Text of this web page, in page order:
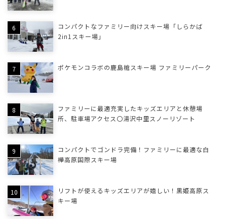
コンパクトなファミリー向けスキー場「しらかば
2in1スキー場」
ポケモンコラボの鹿島槍スキー場 ファミリーパーク
ファミリーに最適充実したキッズエリアと休憩場
所、駐車場アクセス〇湯沢中里スノーリゾート
コンパクトでゴンドラ完備！ファミリーに最適な白
樺高原国際スキー場
リフトが使えるキッズエリアが嬉しい！黒姫高原ス
キー場